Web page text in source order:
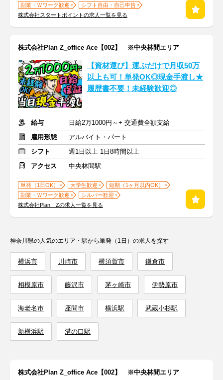
副業・Ｗワーク歓迎
シフト自由・自己申告
株式会社スタートポイントの求人一覧を見る
株式会社Plan Z_office Ace【002】 ※中央林間エリア
【資材運び】運ぶだけで月収50万
以上も可！単発OK◎現金手渡し★
履歴書不要！未経験歓迎◎
給与
日給2万1000円～+ 交通費全額支給
雇用形態
アルバイト・パート
シフト
週1日以上 1日8時間以上
アクセス
中央林間駅
単発（1日OK） 大学生歓迎
短期（1ヶ月以内OK）
副業・Ｗワーク歓迎
シルバー歓迎
株式会社Plan Zの求人一覧を見る
神奈川県の人気のエリア・駅から単発（1日）の求人を探す
横浜市 川崎市 横須賀市 鎌倉市
相模原市 藤沢市 茅ヶ崎市 伊勢原市
海老名市 座間市 横浜駅 武蔵小杉駅
新横浜駅 溝の口駅
株式会社Plan Z_office Ace【002】 ※中央林間エリア